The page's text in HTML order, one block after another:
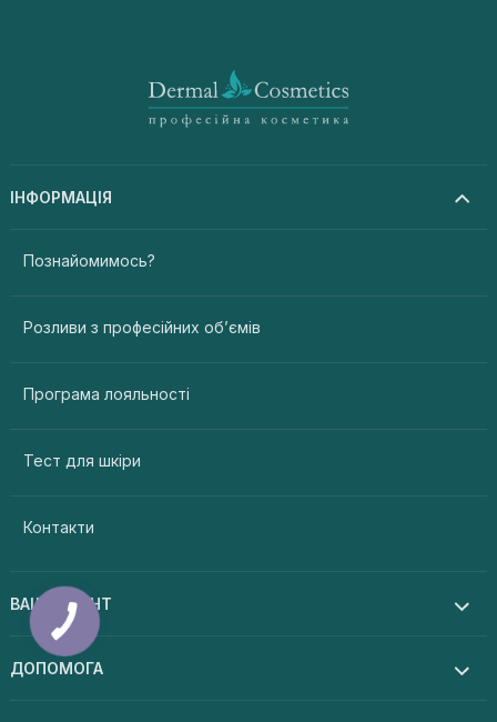
ІНФОРМАЦІЯ
Познайомимось?
Розливи з професійних об’ємів
Програма лояльності
Тест для шкіри
Контакти
ВАШ АКАУНТ
ДОПОМОГА